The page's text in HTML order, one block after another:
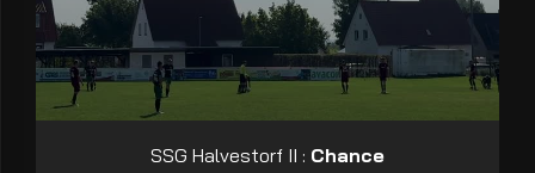
SSG Halvestorf II : Chance